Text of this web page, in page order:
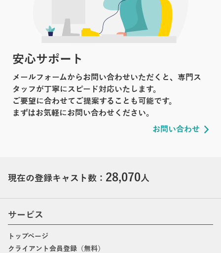
安心サポート
メールフォームからお問い合わせいただくと、専門ス
タッフが丁寧にスピード対応いたします。
ご要望に合わせてご提案することも可能です。
まずはお気軽にお問い合わせください。
お問い合わせ
現在の登録キャスト数： 28,070人
サービス
トップページ
クライアント会員登録（無料）